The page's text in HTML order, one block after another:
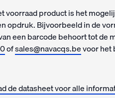
voorraad product is het
opdruk. Bijvoorbeeld in de
een barcode behoort tot de
ofsales@navacqs.bevoor het
de datasheet voor alle